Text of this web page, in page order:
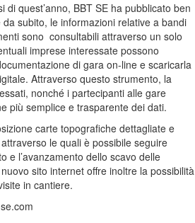
di quest’anno, BBT SE ha pubblicato ben
da subito, le informazioni relative a bandi
sono consultabili attraverso un solo
imprese interessate possono
di gara on-line e scaricarla
Attraverso questo strumento, la
nonché i partecipanti alle gare
più semplice e trasparente dei dati.
carte topografiche dettagliate e
le quali è possibile seguire
e l’avanzamento dello scavo delle
sito internet offre inoltre la possibilità
in cantiere.